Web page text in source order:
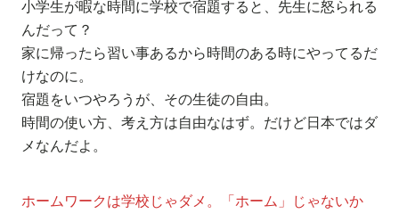
小学生が暇な時間に学校で宿題すると、先生に怒られる
んだって？
家に帰ったら習い事あるから時間のある時にやってるだ
けなのに。
宿題をいつやろうが、その生徒の自由。
時間の使い方、考え方は自由なはず。だけど日本ではダ
メなんだよ。
ホームワークは学校じゃダメ。「ホーム」じゃないか